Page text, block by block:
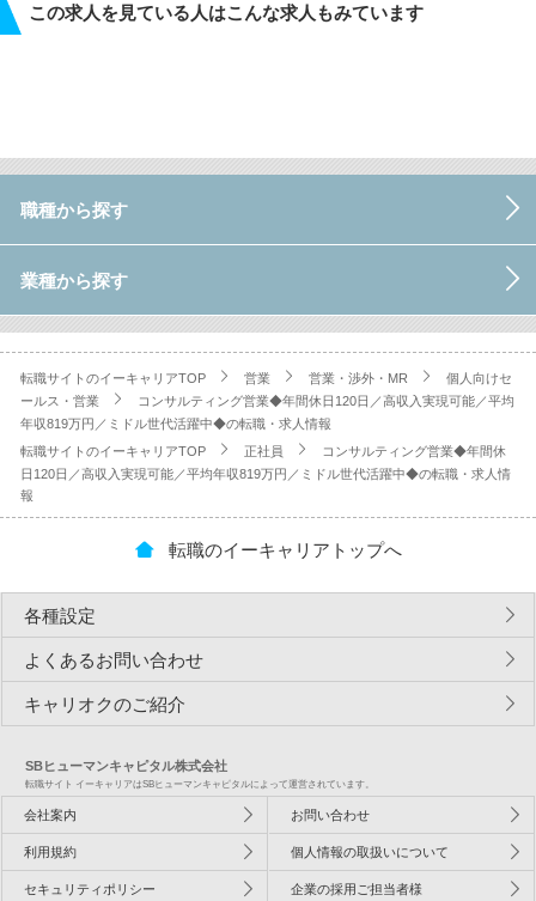
この求人を見ている人はこんな求人もみています
職種から探す
業種から探す
転職サイトのイーキャリアTOP 営業 営業・渉外・MR
個人向けセ
ールス・営業
コンサルティング営業◆年間休日120日／高収入実現可能／平均
年収819万円／ミドル世代活躍中◆の転職・求人情報
転職サイトのイーキャリアTOP
正社員
コンサルティング営業◆年間休
日120日／高収入実現可能／平均年収819万円／ミドル世代活躍中◆の転職・求人情
報
転職のイーキャリアトップへ
各種設定
よくあるお問い合わせ
キャリオクのご紹介
SBヒューマンキャピタル株式会社
転職サイト イーキャリアはSBヒューマンキャピタルによって運営されています。
会社案内 お問い合わせ
利用規約 個人情報の取扱いについて
セキュリティポリシー 企業の採用ご担当者様